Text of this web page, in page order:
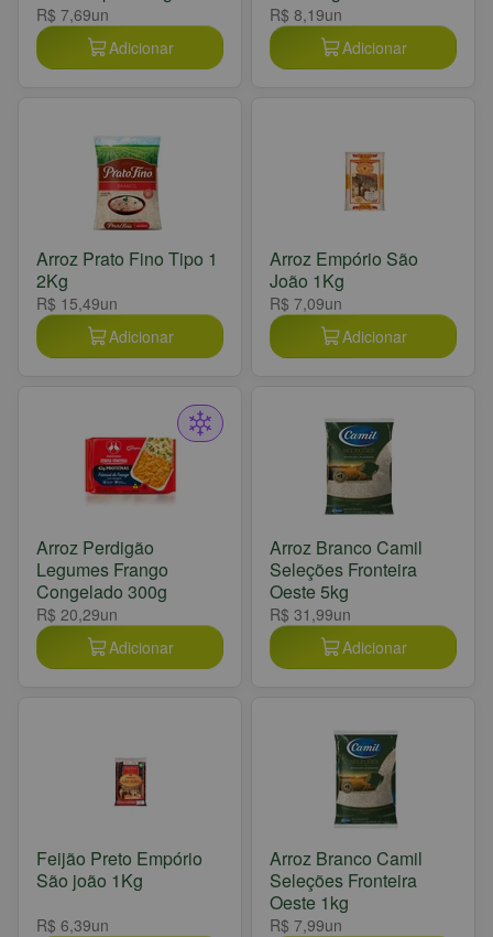
R$ 7,69un
Adicionar
R$ 8,19un
Adicionar
Arroz Prato Fino Tipo 1
2Kg
R$ 15,49un
Adicionar
Arroz Empório São
João 1Kg
R$ 7,09un
Adicionar
Arroz Perdigão
Legumes Frango
Congelado 300g
R$ 20,29un
Adicionar
Arroz Branco Camil
Seleções Fronteira
Oeste 5kg
R$ 31,99un
Adicionar
Feijão Preto Empório
São joão 1Kg
R$ 6,39un
Arroz Branco Camil
Seleções Fronteira
Oeste 1kg
R$ 7,99un